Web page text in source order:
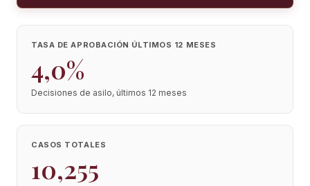
TASA DE APROBACIÓN ÚLTIMOS 12 MESES
4,0%
Decisiones de asilo, últimos 12 meses
CASOS TOTALES
10,255